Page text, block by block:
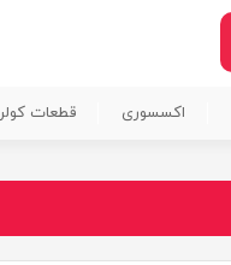
اکسسوری قطعات کولر